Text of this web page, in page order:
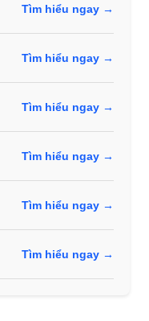
Tìm hiểu ngay →
Tìm hiểu ngay →
Tìm hiểu ngay →
Tìm hiểu ngay →
Tìm hiểu ngay →
Tìm hiểu ngay →